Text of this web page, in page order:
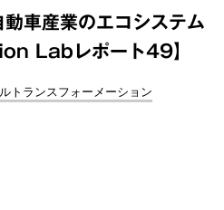
動車産業のエコシステム
Labレポート49】
トランスフォーメーション